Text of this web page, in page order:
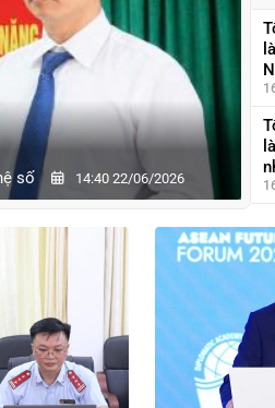
số 14:40 22/06/2026
một số nhiệm vụ quan